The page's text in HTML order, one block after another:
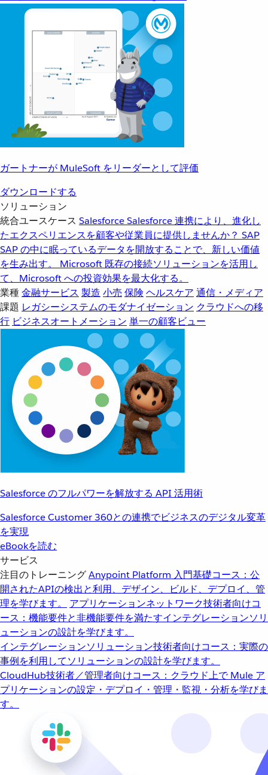
ガートナーが MuleSoft をリーダーとして評価
ダウンロードする
ソリューション
統合ユースケース SalesforceSalesforce 連携により、進化し
たエクスペリエンスを顧客や従業員に提供しませんか？ SAP
SAP の中に眠っているデータを開放することで、新しい価値
を生み出す。
Microsoft 既存の接続ソリューションを活用し
て、Microsoft への投資効果を最大化する。
業種金融サービス 製造 小売 保険 ヘルスケア 通信・メディア
課題 レガシーシステムのモダナイゼーション クラウドへの移
行 ビジネスオートメーション 単一の顧客ビュー
Salesforce のフルパワーを解放する API 活用術
Salesforce Customer 360との連携でビジネスのデジタル変革
を実現
eBookを読む
サービス
注目のトレーニングAnypoint Platform 入門基礎コース：公
開されたAPIの検出と利用、デザイン、ビルド、デプロイ、管
理を学びます。
アプリケーションネットワーク技術者向けコ
ース：機能要件と非機能要件を満たすインテグレーションソリ
ューションの設計を学びます。
インテグレーションソリューション技術者向けコース：実際の
事例を利用してソリューションの設計を学びます。
CloudHub技術者／管理者向けコース：クラウド上で Mule ア
プリケーションの設定・デプロイ・管理・監視・分析を学びま
す。